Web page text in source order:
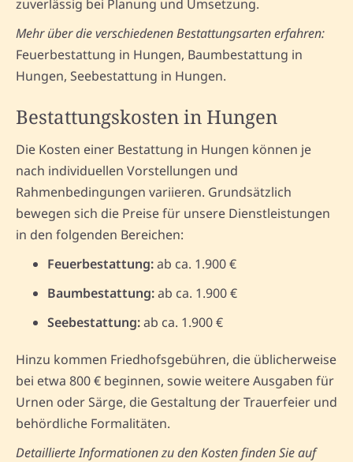
zuverlässig bei Planung und Umsetzung.
Mehr über die verschiedenen Bestattungsarten erfahren:
Feuerbestattung in Hungen, Baumbestattung in
Hungen, Seebestattung in Hungen.
Bestattungskosten in Hungen
Die Kosten einer Bestattung in Hungen können je
nach individuellen Vorstellungen und
Rahmenbedingungen variieren. Grundsätzlich
bewegen sich die Preise für unsere Dienstleistungen
in den folgenden Bereichen:
Feuerbestattung:ab ca. 1.900 €
Baumbestattung:ab ca. 1.900 €
Seebestattung:ab ca. 1.900 €
Hinzu kommen Friedhofsgebühren, die üblicherweise
bei etwa 800 € beginnen, sowie weitere Ausgaben für
Urnen oder Särge, die Gestaltung der Trauerfeier und
behördliche Formalitäten.
Detaillierte Informationen zu den Kosten finden Sie auf